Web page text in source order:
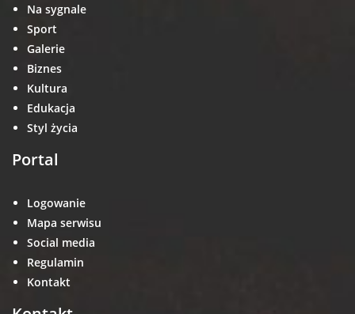
Na sygnale
Sport
Galerie
Biznes
Kultura
Edukacja
Styl życia
Portal
Logowanie
Mapa serwisu
Social media
Regulamin
Kontakt